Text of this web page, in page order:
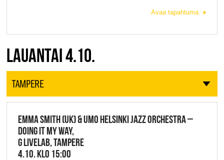
Avaa tapahtuma
LAUANTAI 4.10.
TAMPERE
EMMA SMITH (UK) & UMO HELSINKI JAZZ ORCHESTRA –
DOING IT MY WAY,
G LIVELAB, TAMPERE
4.10. KLO 15:00